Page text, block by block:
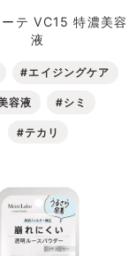
テ VC15 特濃美容
液
#エイジングケア
容液 #シミ
#テカリ